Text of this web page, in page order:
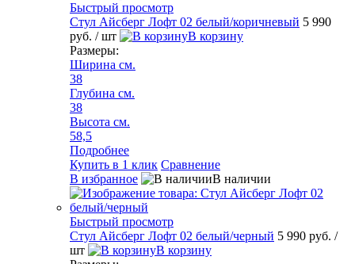
Быстрый просмотр
Стул Айсберг Лофт 02 белый/коричневый 5 990
руб. / шт
В корзину
Размеры:
Ширина см.
38
Глубина см.
38
Высота см.
58,5
Подробнее
Купить в 1 клик Сравнение
В избранное
В наличии
Быстрый просмотр
Стул Айсберг Лофт 02 белый/черный 5 990 руб. /
шт
В корзину